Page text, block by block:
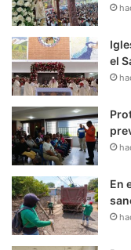
el
En